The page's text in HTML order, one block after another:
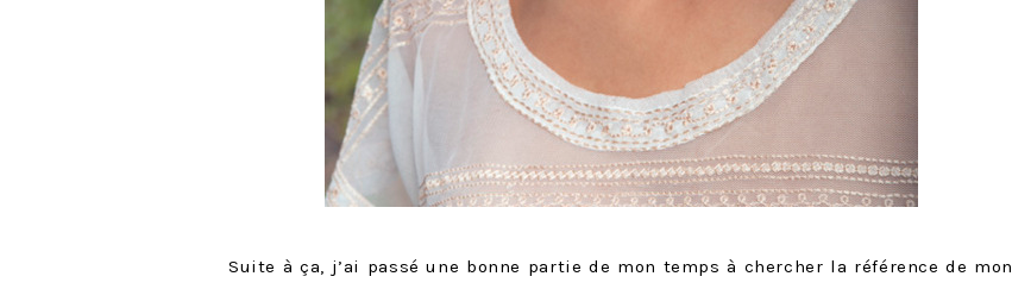
Suite à ça, j’ai passé une bonne partie de mon temps à chercher la référence de mon